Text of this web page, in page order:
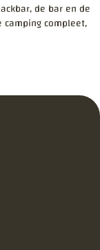
de bar en de
camping compleet,